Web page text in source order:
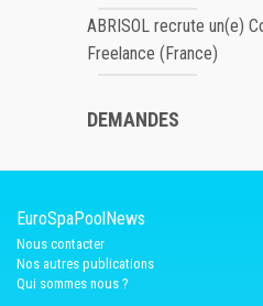
ABRISOL recrute un(e)
Freelance (France)
DEMANDES
EuroSpaPoolNews
Nous contacter
Nos autres publications
Qui sommes nous ?